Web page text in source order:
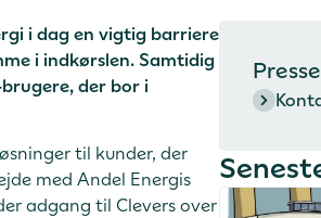
i dag en vigtig barriere
i indkørslen. Samtidig
der bor i
til kunder, der
med Andel Energis
adgang til Clevers over